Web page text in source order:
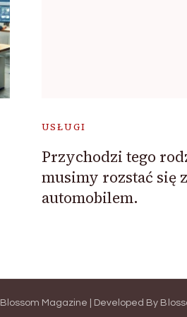
USŁUGI
Przychodzi tego
musimy rozstać się
automobilem.
Blossom Magazine | Developed By